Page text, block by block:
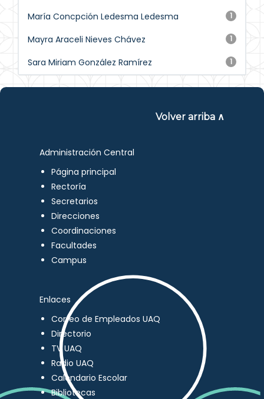
1
María Concpción Ledesma Ledesma
1
Mayra Araceli Nieves Chávez
1
Sara Miriam González Ramírez
Volver arriba ∧
Administración Central
Página principal
Rectoría
Secretarios
Direcciones
Coordinaciones
Facultades
Campus
Enlaces
Correo de Empleados UAQ
Directorio
TV UAQ
Radio UAQ
Calendario Escolar
Bibliotecas